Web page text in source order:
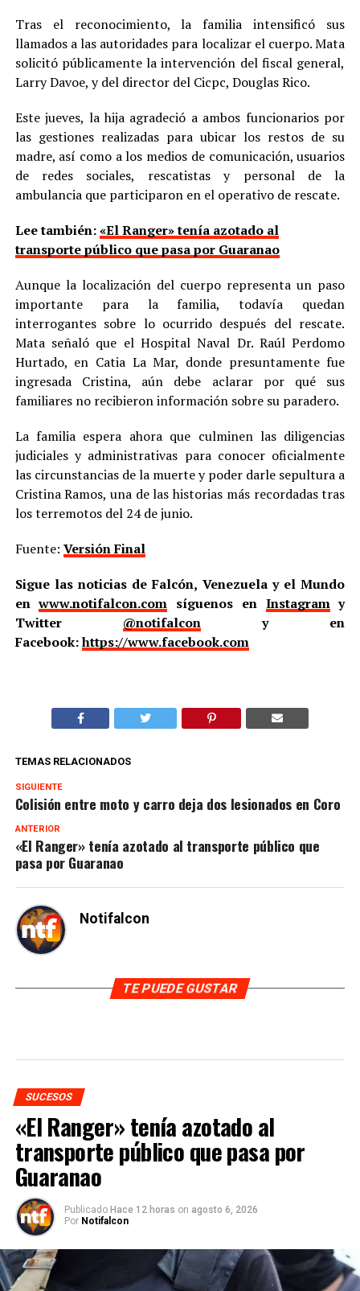
Tras el reconocimiento, la familia intensificó sus
llamados a las autoridades para localizar el cuerpo. Mata
solicitó públicamente la intervención del fiscal general,
Larry Davoe, y del director del Cicpc, Douglas Rico.
Este jueves, la hija agradeció a ambos funcionarios por
las gestiones realizadas para ubicar los restos de su
madre, así como a los medios de comunicación, usuarios
de redes sociales, rescatistas y personal de la
ambulancia que participaron en el operativo de rescate.
Lee también:«El Ranger» tenía azotado al
transporte público que pasa por Guaranao
Aunque la localización del cuerpo representa un paso
importante para la familia, todavía quedan
interrogantes sobre lo ocurrido después del rescate.
Mata señaló que el Hospital Naval Dr. Raúl Perdomo
Hurtado, en Catia La Mar, donde presuntamente fue
ingresada Cristina, aún debe aclarar por qué sus
familiares no recibieron información sobre su paradero.
La familia espera ahora que culminen las diligencias
judiciales y administrativas para conocer oficialmente
las circunstancias de la muerte y poder darle sepultura a
Cristina Ramos, una de las historias más recordadas tras
los terremotos del 24 de junio.
Fuente: Versión Final
Sigue las noticias de Falcón, Venezuela y el Mundo
enwww.notifalcon.com síguenos en Instagramy
Twitter @notifalcony en
Facebook:https://www.facebook.com
TEMAS RELACIONADOS
SIGUIENTE
Colisión entre moto y carro deja dos lesionados en Coro
ANTERIOR
«El Ranger» tenía azotado al transporte público que
pasa por Guaranao
Notifalcon
TE PUEDE GUSTAR
SUCESOS
«El Ranger» tenía azotado al
transporte público que pasa por
Guaranao
Publicado Hace 12 horas on agosto 6, 2026
Por Notifalcon